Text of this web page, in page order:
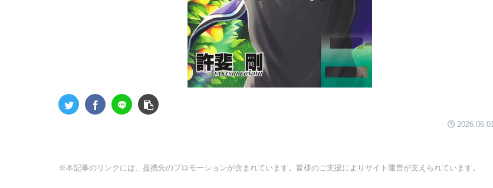
2026.06.01
※本記事のリンクには、提携先のプロモーションが含まれています。皆様のご支援によりサイト運営が支えられています。